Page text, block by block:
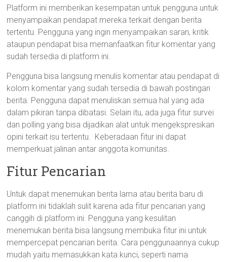
Platform ini memberikan kesempatan untuk pengguna untuk
menyampaikan pendapat mereka terkait dengan berita
tertentu. Pengguna yang ingin menyampaikan saran, kritik
ataupun pendapat bisa memanfaatkan fitur komentar yang
sudah tersedia di platform ini.
Pengguna bisa langsung menulis komentar atau pendapat di
kolom komentar yang sudah tersedia di bawah postingan
berita. Pengguna dapat menuliskan semua hal yang ada
dalam pikiran tanpa dibatasi. Selain itu, ada juga fitur survei
dan polling yang bisa dijadikan alat untuk mengekspresikan
opini terkait isu tertentu. Keberadaan fitur ini dapat
memperkuat jalinan antar anggota komunitas.
Fitur Pencarian
Untuk dapat menemukan berita lama atau berita baru di
platform ini tidaklah sulit karena ada fitur pencarian yang
canggih di platform ini. Pengguna yang kesulitan
menemukan berita bisa langsung membuka fitur ini untuk
mempercepat pencarian berita. Cara penggunaannya cukup
mudah yaitu memasukkan kata kunci, seperti nama